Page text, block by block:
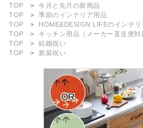
meeting_room ログイン person
カテゴリーから探す
TOP
今月と先月の新商品
TOP
季節のインテリア用品
TOP
HOME&DESIGN LIFEのインテリ
TOP
キッチン用品（メーカー直送便対
TOP
結婚祝い
TOP
新築祝い